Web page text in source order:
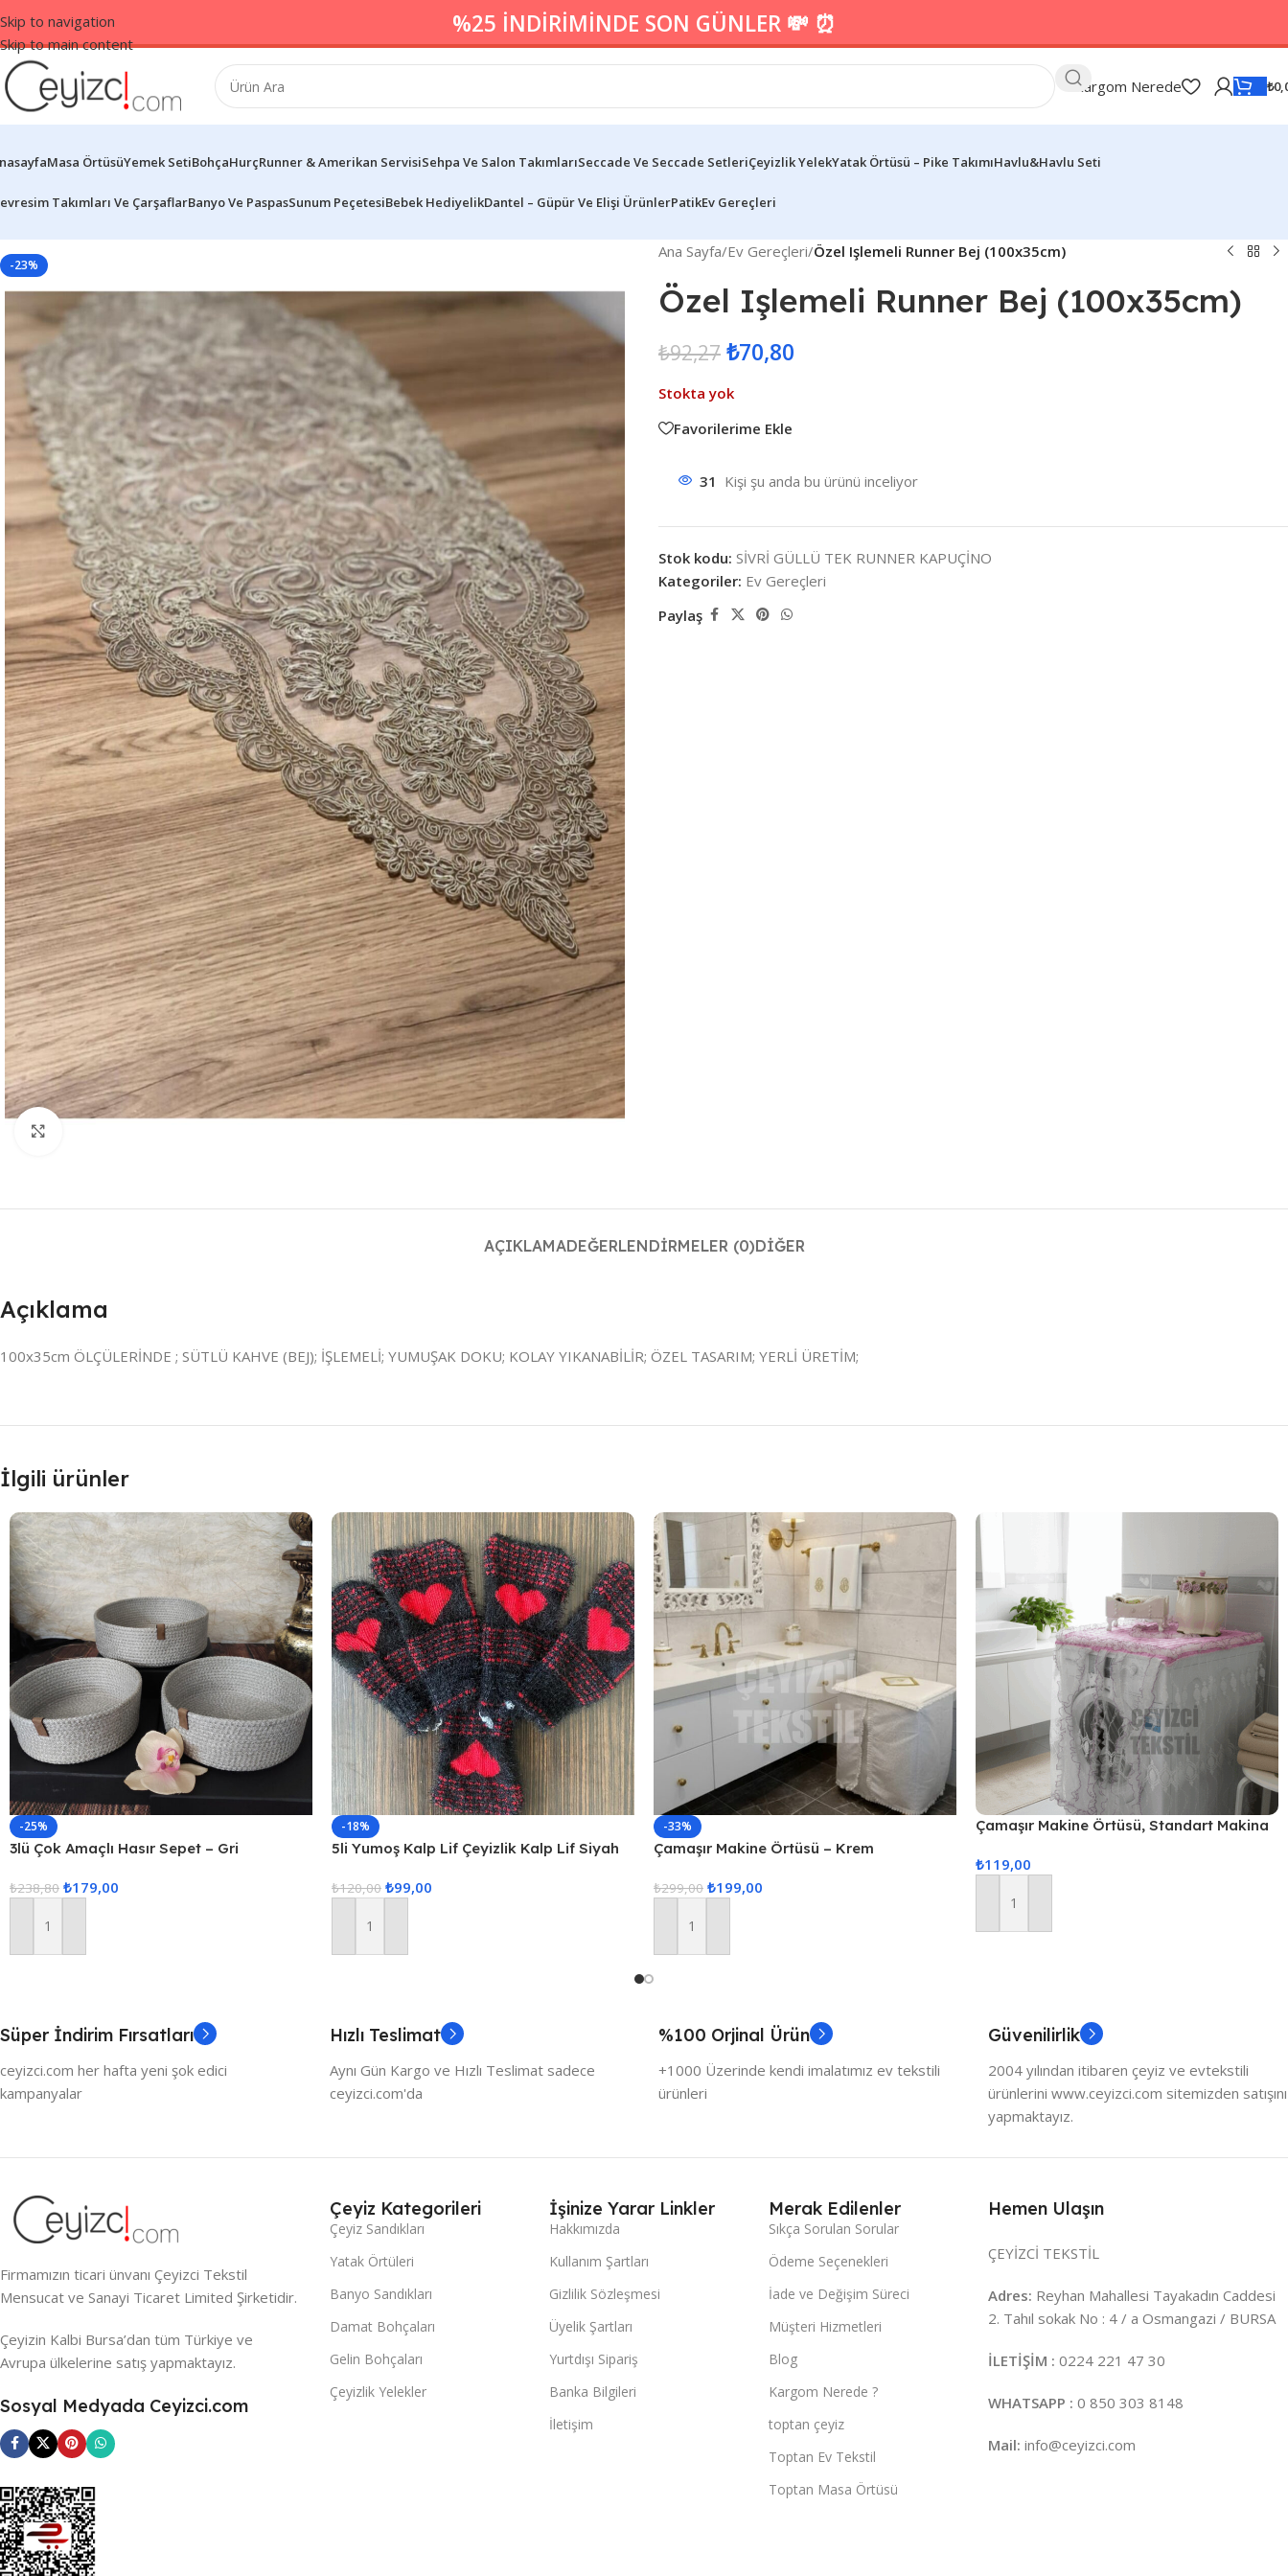
Skip to navigation
Skip to main content
%25 İNDİRİMİNDE SON GÜNLER 💸 ⏰
Kargom Nerede ₺
Masa ÖrtüsüYemek SetiBohçaHurçRunner & Amerikan ServisiSehpa Ve Salon TakımlarıSeccade Ve Seccade SetleriÇeyizlik YelekYatak Örtüsü – Pike TakımıHavlu&Havlu Seti
Takımları Ve ÇarşaflarBanyo Ve PaspasSunum PeçetesiBebek HediyelikDantel – Güpür Ve Elişi ÜrünlerPatikEv Gereçleri
-23%
Ana Sayfa/Ev Gereçleri/Özel Işlemeli Runner Bej (100x35cm)
Özel Işlemeli Runner Bej (100x35cm)
₺92,27 ₺70,80
Stokta yok
Favorilerime Ekle
31 Kişi şu anda bu ürünü inceliyor
Stok kodu: SİVRİ GÜLLÜ TEK RUNNER KAPUÇİNO
Kategoriler: Ev Gereçleri
Paylaş
AÇIKLAMADEĞERLENDIRMELER (0)DIĞER
Açıklama
100x35cm ÖLÇÜLERİNDE ; SÜTLÜ KAHVE (BEJ); İŞLEMELİ; YUMUŞAK DOKU; KOLAY YIKANABİLİR; ÖZEL TASARIM; YERLİ ÜRETİM;
İlgili ürünler
-25%
3lü Çok Amaçlı Hasır Sepet – Gri
₺238,80 ₺179,00
Sepete Ekle
-18%
5li Yumoş Kalp Lif Çeyizlik Kalp Lif Siyah
₺120,00 ₺99,00
Sepete Ekle
-33%
Çamaşır Makine Örtüsü – Krem
₺299,00 ₺199,00
Sepete Ekle
Çamaşır Makine Örtüsü, Standart Makina
₺119,00
Sepete Ekle
Süper İndirim Fırsatları
ceyizci.com her hafta yeni şok edici
kampanyalar
Hızlı Teslimat
Aynı Gün Kargo ve Hızlı Teslimat sadece
ceyizci.com'da
%100 Orjinal Ürün
+1000 Üzerinde kendi imalatımız ev tekstili
ürünleri
Güvenilirlik
2004 yılından itibaren çeyiz ve evtekstili
ürünlerini www.ceyizci.com sitemizden satışını
yapmaktayız.
Firmamızın ticari ünvanı Çeyizci Tekstil
Mensucat ve Sanayi Ticaret Limited Şirketidir.
Çeyizin Kalbi Bursa’dan tüm Türkiye ve
Avrupa ülkelerine satış yapmaktayız.
Sosyal Medyada Ceyizci.com
Çeyiz Kategorileri
Çeyiz Sandıkları
Yatak Örtüleri
Banyo Sandıkları
Damat Bohçaları
Gelin Bohçaları
Çeyizlik Yelekler
İşinize Yarar Linkler
Hakkımızda
Kullanım Şartları
Gizlilik Sözleşmesi
Üyelik Şartları
Yurtdışı Sipariş
Banka Bilgileri
İletişim
Merak Edilenler
Sıkça Sorulan Sorular
Ödeme Seçenekleri
İade ve Değişim Süreci
Müşteri Hizmetleri
Blog
Kargom Nerede ?
toptan çeyiz
Toptan Ev Tekstil
Toptan Masa Örtüsü
Hemen Ulaşın
ÇEYİZCİ TEKSTİL
Adres: Reyhan Mahallesi Tayakadın Caddesi
2. Tahıl sokak No : 4 / a Osmangazi / BURSA
İLETİŞİM : 0224 221 47 30
WHATSAPP : 0 850 303 8148
Mail: info@ceyizci.com